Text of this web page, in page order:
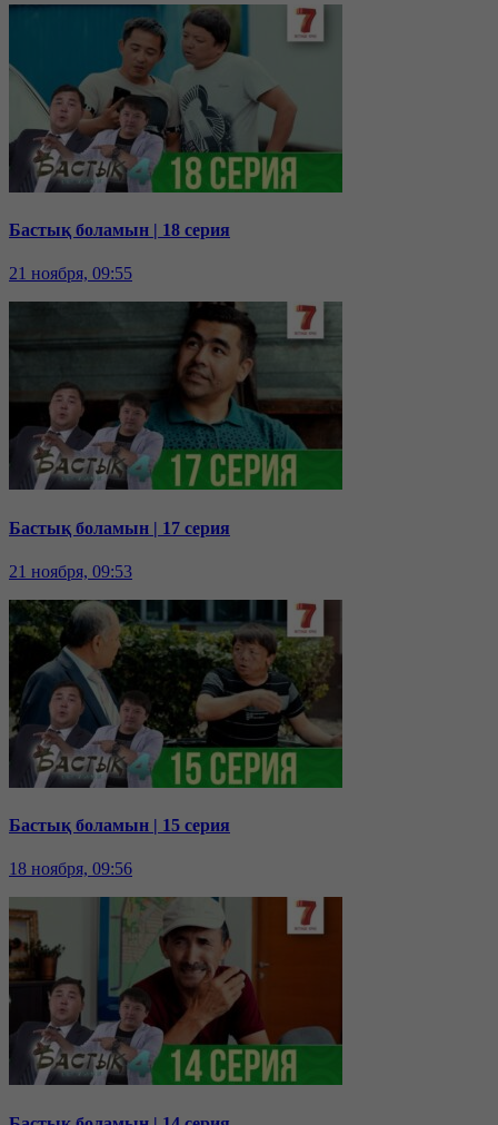
Бастық боламын | 18 серия
21 ноября, 09:55
Бастық боламын | 17 серия
21 ноября, 09:53
Бастық боламын | 15 серия
18 ноября, 09:56